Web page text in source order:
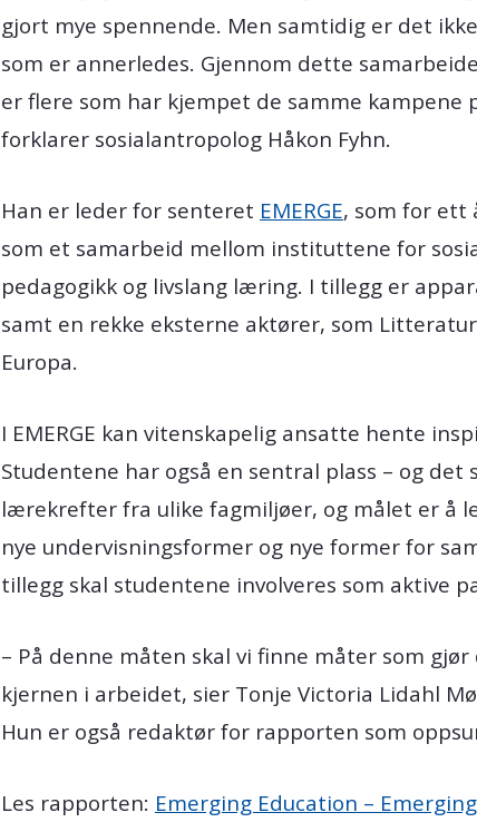
gjort mye spennende. Men samtidig er det
som er annerledes. Gjennom dette
er flere som har kjempet de samme kampene
forklarer sosialantropolog Håkon Fyhn.
Han er leder for senteret EMERGE, som for ett
som et samarbeid mellom instituttene for
pedagogikk og livslang læring. I tillegg er
samt en rekke eksterne aktører, som
Europa.
I EMERGE kan vitenskapelig ansatte hente
Studentene har også en sentral plass – og
lærekrefter fra ulike fagmiljøer, og målet er å
nye undervisningsformer og nye former for
tillegg skal studentene involveres som aktive
– På denne måten skal vi finne måter som
kjernen i arbeidet, sier Tonje Victoria Lidahl
Hun er også redaktør for rapporten som
Les rapporten: Emerging Education –